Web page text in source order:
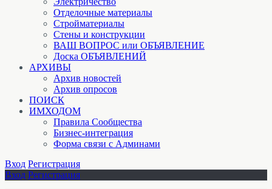
Отделочные материалы
Стройматериалы
Стены и конструкции
ВАШ ВОПРОС или ОБЪЯВЛЕНИЕ
Доска ОБЪЯВЛЕНИЙ
АРХИВЫ
Архив новостей
Архив опросов
ПОИСК
ИМХОДОМ
Правила Сообщества
Бизнес-интеграция
Форма связи с Админами
Вход Регистрация
Вход Регистрация